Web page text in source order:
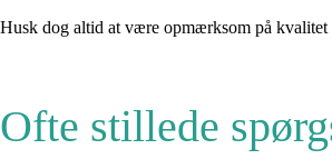
Husk dog altid at være opmærksom på kvalitet
Ofte stillede